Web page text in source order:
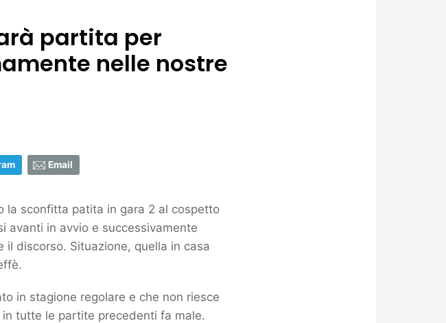
partita per
nelle nostre
Email
la sconfitta patita in gara 2 al cospetto
avanti in avvio e successivamente
discorso. Situazione, quella in casa
in stagione regolare e che non riesce
tutte le partite precedenti fa male.